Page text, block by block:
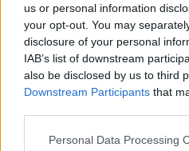
us or personal information
your opt-out. You may
disclosure of your personal
IAB’s list of downstream
also be disclosed by us to third
Downstream Participants that
Personal Data Processing